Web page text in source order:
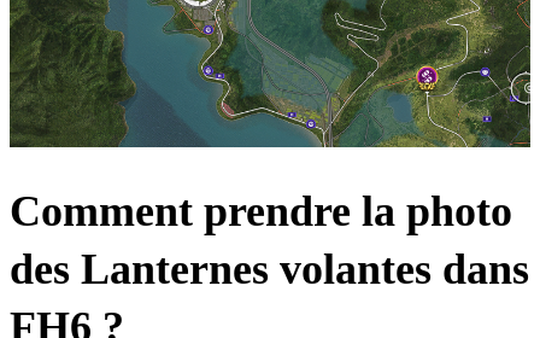
Comment prendre la photo
des Lanternes volantes dans
FH6 ?